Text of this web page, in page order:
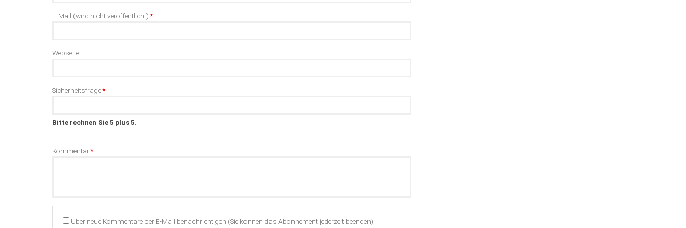
Pflichtfeld
E-Mail (wird nicht veröffentlicht)*
Webseite
Pflichtfeld
Sicherheitsfrage*
Bitte rechnen Sie 5 plus 5.
Pflichtfeld
Kommentar*
Über neue Kommentare per E-Mail benachrichtigen (Sie können das Abonnement jederzeit beenden)